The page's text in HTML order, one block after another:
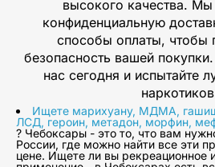
высокого качества. Мы
конфиденциальную
способы оплаты, чтобы
безопасность вашей
нас сегодня и испытайте
Ищете марихуану, МДМА,
ЛСД, героин, метадон, морфин,
? Чебоксары - это то, что вам
России, где можно найти все эти
цене. Ищете ли вы рекреационное